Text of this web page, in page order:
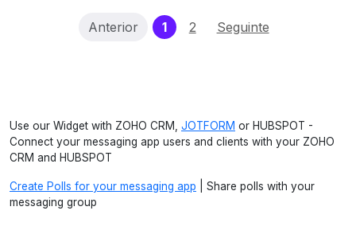
Anterior 1(current)
2 Seguinte
Use our Widget with ZOHO CRM, JOTFORM or HUBSPOT -
Connect your messaging app users and clients with your ZOHO
CRM and HUBSPOT
Create Polls for your messaging app | Share polls with your
messaging group